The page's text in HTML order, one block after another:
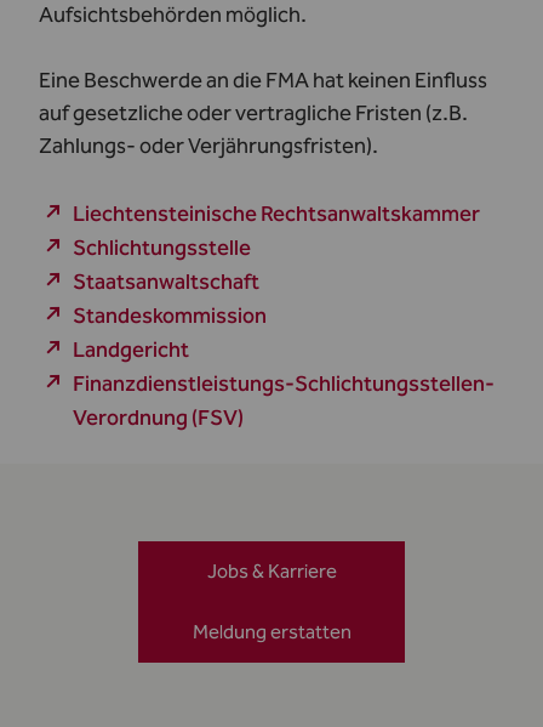
Aufsichtsbehörden möglich.
Eine Beschwerde an die FMA hat keinen Einfluss
auf gesetzliche oder vertragliche Fristen (z.B.
Zahlungs- oder Verjährungsfristen).
Liechtensteinische Rechtsanwaltskammer
Schlichtungsstelle
Staatsanwaltschaft
Standeskommission
Landgericht
Finanzdienstleistungs-Schlichtungsstellen-
Verordnung (FSV)
Jobs & Karriere
Meldung erstatten